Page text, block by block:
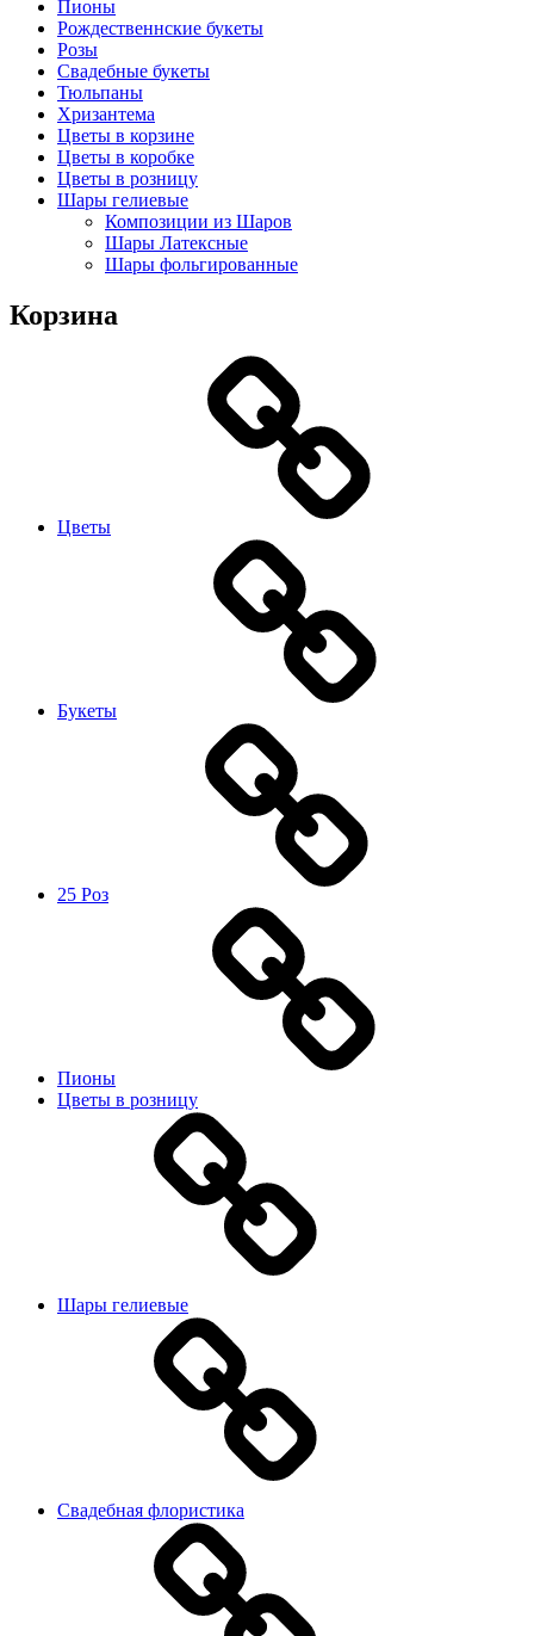
Пионы
Рождественнские букеты
Розы
Свадебные букеты
Тюльпаны
Хризантема
Цветы в корзине
Цветы в коробке
Цветы в розницу
Шары гелиевые
Композиции из Шаров
Шары Латексные
Шары фольгированные
Корзина
Цветы
Букеты
25 Роз
Пионы
Цветы в розницу
Шары гелиевые
Свадебная флористика